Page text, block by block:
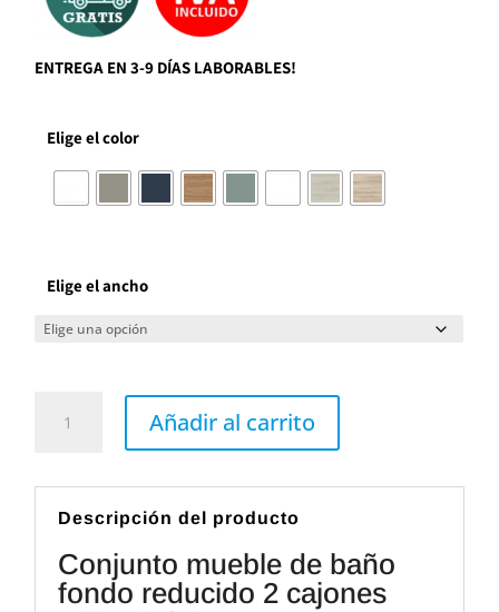
ENTREGA EN 3-9 DÍAS LABORABLES!
Elige el color
Elige el ancho
mueble
reducido
cajones
Royo
cantidad
Añadir al carrito
Descripción del producto
Conjunto mueble de baño
fondo reducido 2 cajones